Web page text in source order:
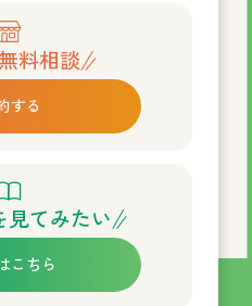
料相談
する
見てみたい
こちら